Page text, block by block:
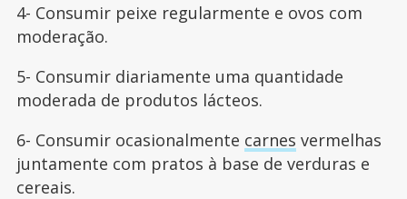
4- Consumir peixe regularmente e ovos com
moderação.
5- Consumir diariamente uma quantidade
moderada de produtos lácteos.
6- Consumir ocasionalmente carnes vermelhas
juntamente com pratos à base de verduras e
cereais.